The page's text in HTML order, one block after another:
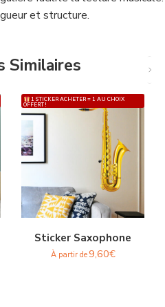
et structure.
Similaires
1 STICKER ACHETER = 1 AU CHOIX
OFFERT !
Sticker Saxophone
À partir de9,60€